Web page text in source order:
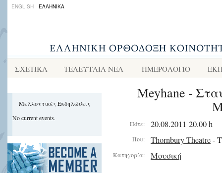
ENGLISH ΕΛΛΗΝΙΚΑ
ΣΧΕΤΙΚΑ ΤΕΛΕΥΤΑΙΑ ΝΕΑ ΗΜΕΡΟΛΟΓΙΟ
Μελλοντικές Εκδηλώσεις
No current events.
Meyhane -
Πότε: 20.08.2011 20.00 h
Που: Thornbury Theatre-
Κατηγορία: Μουσική